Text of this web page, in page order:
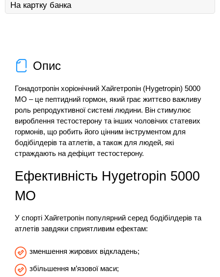
На картку банка
Опис
Гонадотропін хоріонічний Хайгетропін (Hygetropin) 5000
МО – це пептидний гормон, який грає життєво важливу
роль репродуктивної системі людини. Він стимулює
вироблення тестостерону та інших чоловічих статевих
гормонів, що робить його цінним інструментом для
бодібілдерів та атлетів, а також для людей, які
страждають на дефіцит тестостерону.
Ефективність Hygetropin 5000
МО
У спорті Хайгетропін популярний серед бодібілдерів та
атлетів завдяки сприятливим ефектам:
зменшення жирових відкладень;
збільшення м’язової маси;